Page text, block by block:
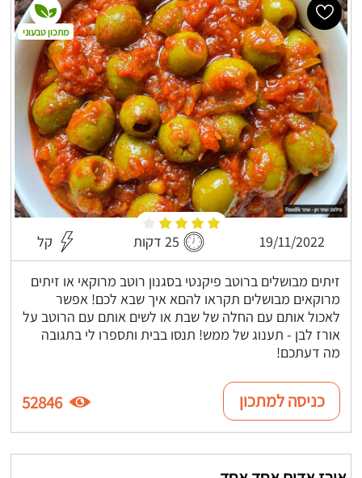
19/11/2022 25 דקות קל
זיתים מבושלים ברוטב פיקנטי בסגנון רוטב מרוקאי או זיתים
מרוקאים מבושלים תקראו להםא איך שבא לכם! אפשר
לאכול אותם עם החלה של שבת או לשים אותם עם הרוטב על
אורז לבן - תענוג של ממש! תנסו בבית ותספרו לי בתגובה
מה דעתכם!
מתכון טבעוני
כניסה למתכון 52846